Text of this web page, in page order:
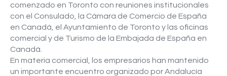
comenzado en Toronto con reuniones institucionales
con el Consulado, la Cámara de Comercio de España
en Canadá, el Ayuntamiento de Toronto y las oficinas
comercial y de Turismo de la Embajada de España en
Canadá.
En materia comercial, los empresarios han mantenido
un importante encuentro organizado por Andalucía